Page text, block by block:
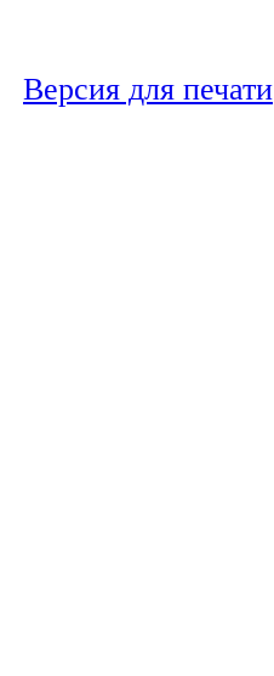
Версия для печати